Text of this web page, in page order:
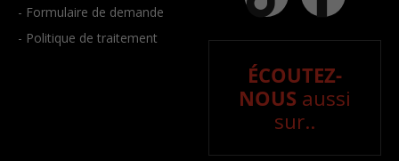
- Formulaire de demande
- Politique de traitement
ÉCOUTEZ-
NOUS aussi
sur..